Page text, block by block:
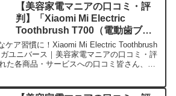
【美容家電マニアの口コミ・評
判】「Xiaomi Mi Electric
Toothbrush T700（電動歯ブラ
シ／シェーバー）」を実際に使っ
てみた正直感想
ケア習慣に！Xiaomi Mi Electric Toothbrush
ユニバース｜美容家電マニアの口コミ・評
た各商品・サービスへの口コミ皆さん、こ